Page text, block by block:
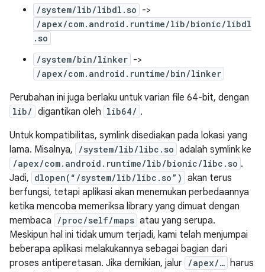
/system/lib/libdl.so ->
/apex/com.android.runtime/lib/bionic/libdl
.so
/system/bin/linker ->
/apex/com.android.runtime/bin/linker
Perubahan ini juga berlaku untuk varian file 64-bit, dengan
lib/ digantikan oleh lib64/ .
Untuk kompatibilitas, symlink disediakan pada lokasi yang
lama. Misalnya,
/system/lib/libc.so adalah symlink ke
/apex/com.android.runtime/lib/bionic/libc.so .
Jadi, dlopen(“/system/lib/libc.so”) akan terus
berfungsi, tetapi aplikasi akan menemukan perbedaannya
ketika mencoba memeriksa library yang dimuat dengan
membaca
/proc/self/maps atau yang serupa.
Meskipun hal ini tidak umum terjadi, kami telah menjumpai
beberapa aplikasi melakukannya sebagai bagian dari
proses antiperetasan. Jika demikian, jalur /apex/… harus